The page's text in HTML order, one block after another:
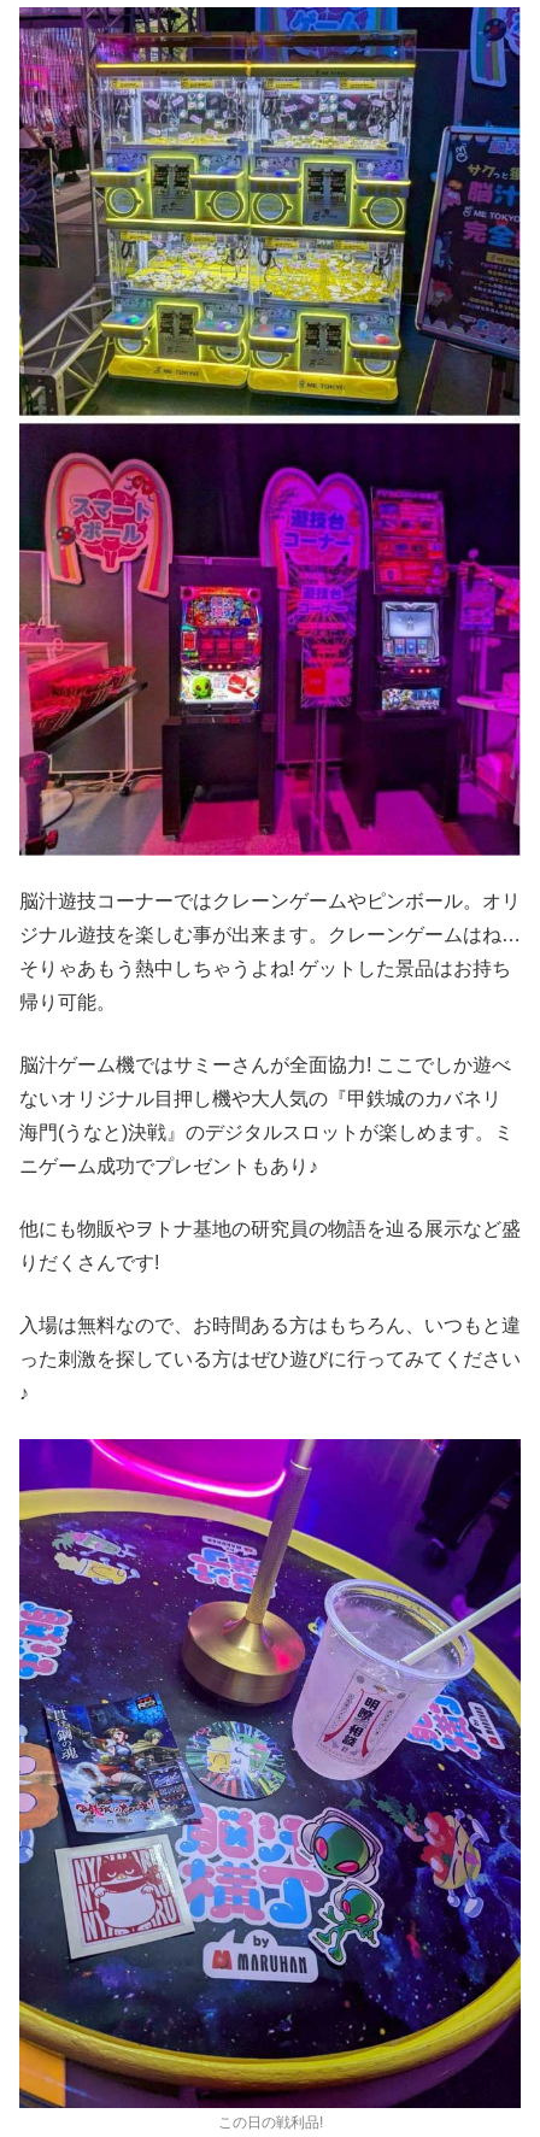
脳汁遊技コーナーではクレーンゲームやピンボール。オリ
ジナル遊技を楽しむ事が出来ます。クレーンゲームはね…
そりゃあもう熱中しちゃうよね! ゲットした景品はお持ち
帰り可能。
脳汁ゲーム機ではサミーさんが全面協力! ここでしか遊べ
ないオリジナル目押し機や大人気の『甲鉄城のカバネリ
海門(うなと)決戦』のデジタルスロットが楽しめます。ミ
ニゲーム成功でプレゼントもあり♪
他にも物販やヲトナ基地の研究員の物語を辿る展示など盛
りだくさんです!
入場は無料なので、お時間ある方はもちろん、いつもと違
った刺激を探している方はぜひ遊びに行ってみてください
♪
この日の戦利品!